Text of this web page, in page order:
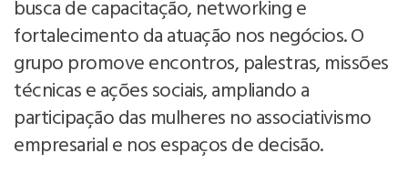
busca de capacitação, networking e
fortalecimento da atuação nos negócios. O
grupo promove encontros, palestras, missões
técnicas e ações sociais, ampliando a
participação das mulheres no associativismo
empresarial e nos espaços de decisão.